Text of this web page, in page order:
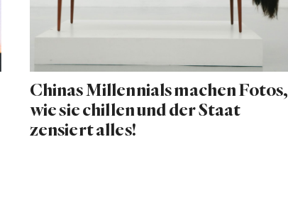
Chinas Millennials machen Fotos,
wie sie chillen und der Staat
zensiert alles!